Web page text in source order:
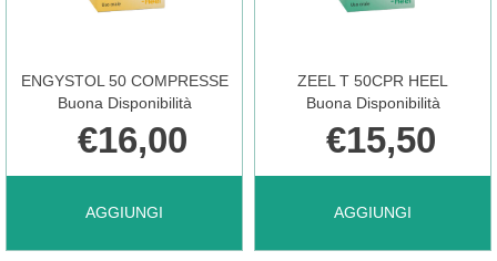
ENGYSTOL 50 COMPRESSE
Buona Disponibilità
€16,00
AGGIUNGI
AGGIUNGI ENGYSTOL
ZEEL T 50CPR HEEL
Buona Disponibilità
€15,50
AGGIUNGI
AGGIUNGI ZEEL